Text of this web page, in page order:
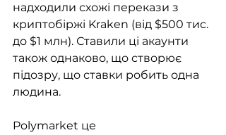
надходили схожі перекази з
криптобіржі Kraken (від $500 тис.
до $1 млн). Ставили ці акаунти
також однаково, що створює
підозру, що ставки робить одна
людина.
Polymarket це